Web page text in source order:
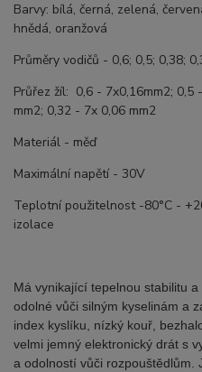
Barvy: bílá, černá, zelená,
hnědá, oranžová
Průměry vodičů - 0,6; 0,5; 0,38;
Průřez žíl: 0,6 - 7x0,16mm2; 0,5
mm2; 0,32 - 7x 0,06 mm2
Materiál - měď
Maximální napětí - 30V
Teplotní použitelnost -80°C -
izolace
Má vynikající tepelnou stabilitu
odolné vůči silným kyselinám a
index kyslíku, nízký kouř,
velmi jemný elektronický drát s
a odolností vůči